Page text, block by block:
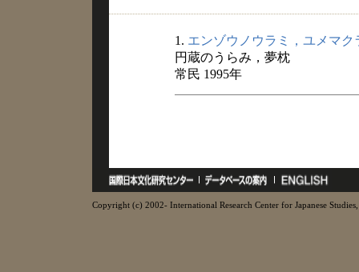
1. エンゾウノウラミ，ユメマク
円蔵のうらみ，夢枕
常民 1995年
Copyright (c) 2002- International Research Center for Japanese